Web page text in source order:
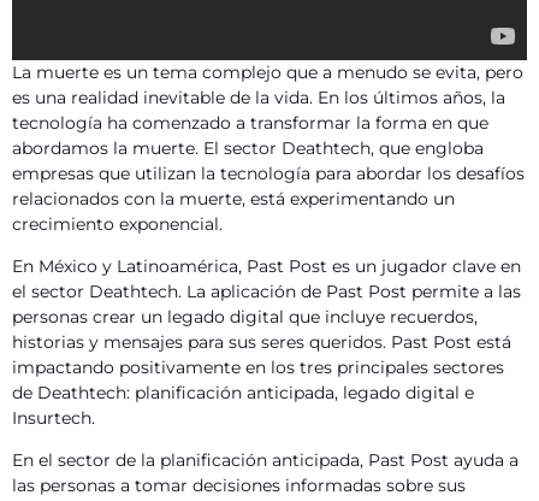
La muerte es un tema complejo que a menudo se evita, pero
es una realidad inevitable de la vida. En los últimos años, la
tecnología ha comenzado a transformar la forma en que
abordamos la muerte. El sector Deathtech, que engloba
empresas que utilizan la tecnología para abordar los desafíos
relacionados con la muerte, está experimentando un
crecimiento exponencial.
En México y Latinoamérica, Past Post es un jugador clave en
el sector Deathtech. La aplicación de Past Post permite a las
personas crear un legado digital que incluye recuerdos,
historias y mensajes para sus seres queridos. Past Post está
impactando positivamente en los tres principales sectores
de Deathtech: planificación anticipada, legado digital e
Insurtech.
En el sector de la planificación anticipada, Past Post ayuda a
las personas a tomar decisiones informadas sobre sus